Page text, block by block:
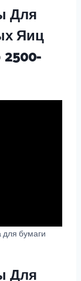
Для
Яиц
бумаги
Для